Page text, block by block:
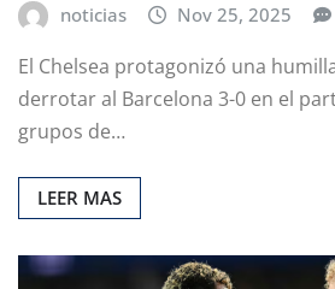
noticias Nov 25, 2025
El Chelsea protagonizó una
derrotar al Barcelona 3-0 en el
grupos de…
LEER MAS